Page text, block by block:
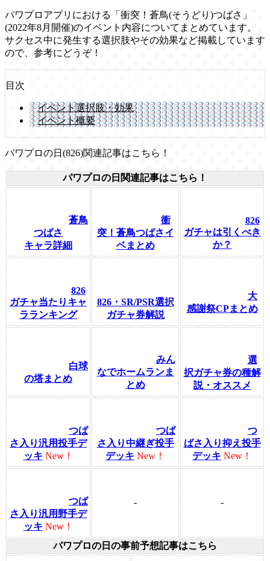
パワプロアプリにおける「衝突！蒼鳥(そうどり)つばさ」
(2022年8月開催)のイベント内容についてまとめています。
サクセス中に発生する選択肢やその効果など掲載しています
ので、参考にどうぞ！
目次
イベント選択肢・効果
イベント概要
パワプロの日(826)関連記事はこちら！
パワプロの日関連記事はこちら！
蒼鳥
つばさ
キャラ詳細
衝
突！蒼鳥つばさイ
ベまとめ
826
ガチャは引くべき
か？
826
ガチャ当たりキャ
ラランキング
826・SR/PSR選択
ガチャ券解説
大
感謝祭CPまとめ
白球
の塔まとめ
みん
なでホームランま
とめ
選
択ガチャ券の種解
説・オススメ
つば
さ入り汎用投手デ
ッキ New！
つば
さ入り中継ぎ投手
デッキ New！
つ
ばさ入り抑え投手
デッキ New！
つば
さ入り汎用野手デ
ッキ New！
- -
パワプロの日の事前予想記事はこちら